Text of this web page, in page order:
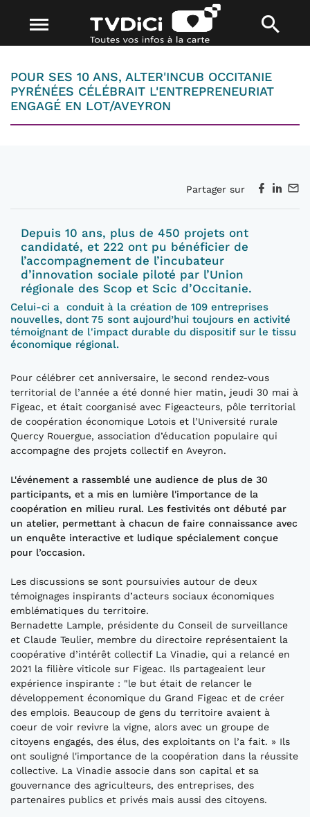
POUR SES 10 ANS, ALTER'INCUB OCCITANIE
PYRÉNÉES CÉLÉBRAIT L'ENTREPRENEURIAT
ENGAGÉ EN LOT/AVEYRON
Partager sur
Depuis 10 ans, plus de 450 projets ont
candidaté, et 222 ont pu bénéficier de
l’accompagnement de l’incubateur
d’innovation sociale piloté par l’Union
régionale des Scop et Scic d’Occitanie.
Celui-ci a conduit à la création de 109 entreprises
nouvelles, dont 75 sont aujourd’hui toujours en activité
témoignant de l'impact durable du dispositif sur le tissu
économique régional.
Pour célébrer cet anniversaire, le second rendez-vous
territorial de l’année a été donné hier matin, jeudi 30 mai à
Figeac, et était coorganisé avec Figeacteurs, pôle territorial
de coopération économique Lotois et l’Université rurale
Quercy Rouergue, association d’éducation populaire qui
accompagne des projets collectif en Aveyron.
L'événement a rassemblé une audience de plus de 30
participants, et a mis en lumière l'importance de la
coopération en milieu rural. Les festivités ont débuté par
un atelier, permettant à chacun de faire connaissance avec
un enquête interactive et ludique spécialement conçue
pour l’occasion.
Les discussions se sont poursuivies autour de deux
témoignages inspirants d’acteurs sociaux économiques
emblématiques du territoire.
Bernadette Lample, présidente du Conseil de surveillance
et Claude Teulier, membre du directoire représentaient la
coopérative d’intérêt collectif La Vinadie, qui a relancé en
2021 la filière viticole sur Figeac. Ils partageaient leur
expérience inspirante : "le but était de relancer le
développement économique du Grand Figeac et de créer
des emplois. Beaucoup de gens du territoire avaient à
coeur de voir revivre la vigne, alors avec un groupe de
citoyens engagés, des élus, des exploitants on l’a fait. » Ils
ont souligné l'importance de la coopération dans la réussite
collective. La Vinadie associe dans son capital et sa
gouvernance des agriculteurs, des entreprises, des
partenaires publics et privés mais aussi des citoyens.